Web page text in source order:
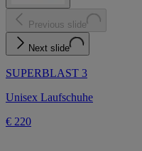
Previous slide
Next slide
SUPERBLAST 3
Unisex Laufschuhe
€ 220